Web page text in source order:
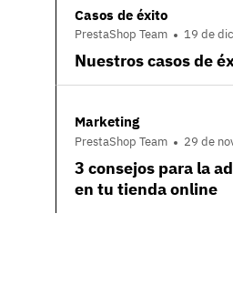
Casos de éxito
PrestaShop Team 19 de
Nuestros casos de
Marketing
PrestaShop Team 29 de
3 consejos para la
en tu tienda online